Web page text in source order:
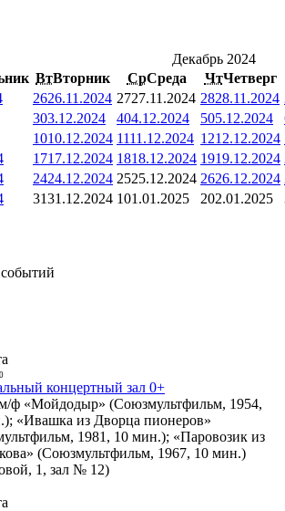
Декабрь 2024
ВтВторник СрСреда ЧтЧетверг
2626.11.2024 2727.11.2024 2828.11.2024
303.12.2024 404.12.2024 505.12.2024
1010.12.2024 1111.12.2024 1212.12.2024
1717.12.2024 1818.12.2024 1919.12.2024
2424.12.2024 2525.12.2024 2626.12.2024
3131.12.2024 101.01.2025 202.01.2025
концертный зал 0+
ф «Мойдодыр» (Союзмультфильм, 1954,
«Ивашка из Дворца пионеров»
1981, 10 мин.); «Паровозик из
(Союзмультфильм, 1967, 10 мин.)
1, зал № 12)